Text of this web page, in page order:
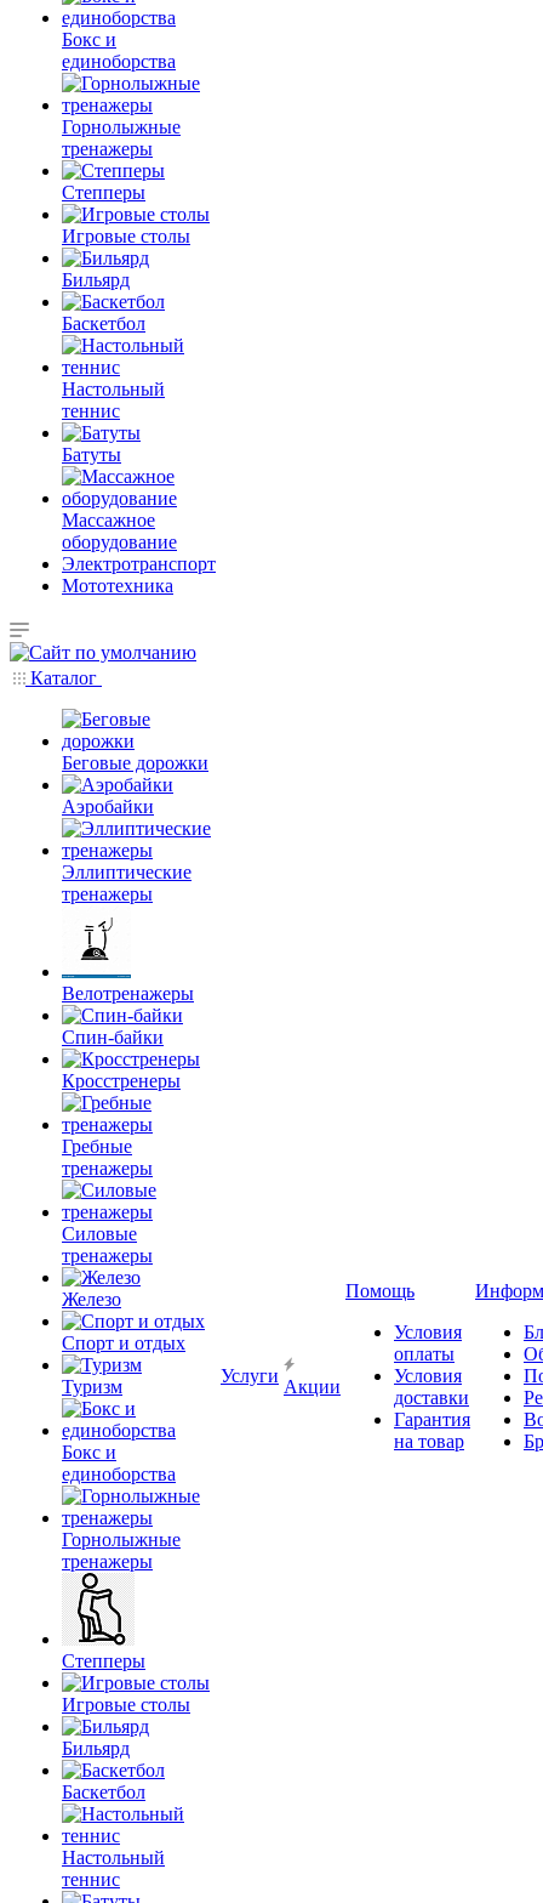
Бокс и
единоборства
Горнолыжные
тренажеры
Степперы
Игровые столы
Бильярд
Баскетбол
Настольный
теннис
Батуты
Массажное
оборудование
Электротранспорт
Мототехника
Каталог
Беговые дорожки
Аэробайки
Эллиптические
тренажеры
Велотренажеры
Спин-байки
Кросстренеры
Гребные
тренажеры
Силовые
тренажеры
Железо
Спорт и отдых
Туризм
Бокс и
единоборства
Горнолыжные
тренажеры
Степперы
Игровые столы
Бильярд
Баскетбол
Настольный
теннис
Услуги
Акции
Помощь
Условия
оплаты
Условия
доставки
Гарантия
на товар